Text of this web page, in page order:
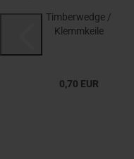
Timberwedge /
Klemmkeile
0,70 EUR